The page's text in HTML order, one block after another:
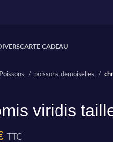
CARTE CADEAU
Poissons poissons-demoiselles
viridis
TTC